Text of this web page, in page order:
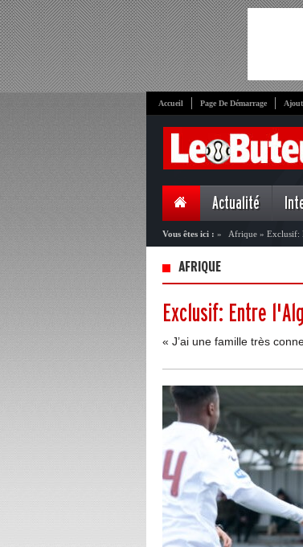
Accueil Page De Démarrage
Actualité
Vous êtes ici : » Afrique » Exclusif:
AFRIQUE
Exclusif: Entre
« J’ai une famille très